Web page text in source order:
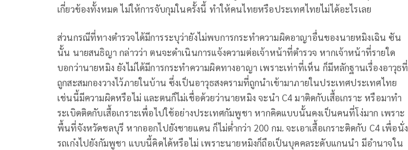
เกี่ยวข้องทั้งหมด ไม่ให้การจับกุมในครั้งนี้ ทำให้คนไทยหรือประเทศไทยไม่ได้อะไรเลย
ส่วนกรณีที่ทางตำรวจได้มีการระบุว่ายังไม่พบการกระทำความผิดอาญาอื่นของนายหมิงเฉิน ซัน
นั้น นายสนธิญา กล่าวว่า ตนจะดำเนินการแจ้งความต่อเจ้าหน้าที่ตำรวจ หากเจ้าหน้าที่รายใด
บอกว่านายหมิง ยังไม่ได้มีการกระทำความผิดทางอาญา เพราะเท่าที่เห็น ก็มีหลักฐานเรื่องอาวุธที่
ถูกสะสมกองวางไว้ภายในบ้าน ซึ่งเป็นอาวุธสงครามที่ถูกนำเข้ามาภายในประเทศประเทศไทย
เช่นนี้มีความผิดหรือไม่ และตนก็ไม่เชื่อด้วยว่านายหมิง จะนำ C4 มาติดกับเสื้อเกราะ หรือมาทำ
ระเบิดติดกับเสื้อเกราะเพื่อไปใช้อย่างประเทศกัมพูชา หากคิดแบบนั้นคงเป็นคนที่โง่มาก เพราะ
พื้นที่จังหวัดชลบุรี หากออกไปยังชายแดน ก็ไม่ต่ำกว่า 200 กม. จะเอาเสื้อเกราะติดกับ C4 เพื่อนั่ง
รถเก๋งไปยังกัมพูชา แบบนี้คิดได้หรือไม่ เพราะนายหมิงก็ถือเป็นบุคคลระดับแกนนำ มีอำนาจใน